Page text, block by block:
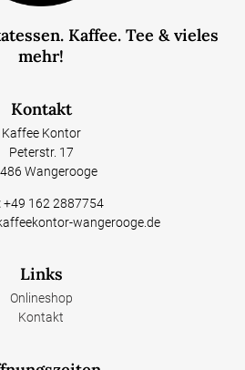
Kaffee. Tee & vieles
mehr!
Kontakt
Kaffee Kontor
Peterstr. 17
Wangerooge
+49 162 2887754
wangerooge.de
Links
Onlineshop
Kontakt